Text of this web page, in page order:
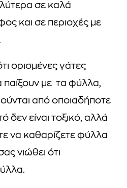
σε καλά
και σε περιοχές με
ορισμένες γάτες
παίξουν με τα φύλλα,
από οποιαδήποτε
δεν είναι τοξικό, αλλά
να καθαρίζετε φύλλα
νιώθει ότι